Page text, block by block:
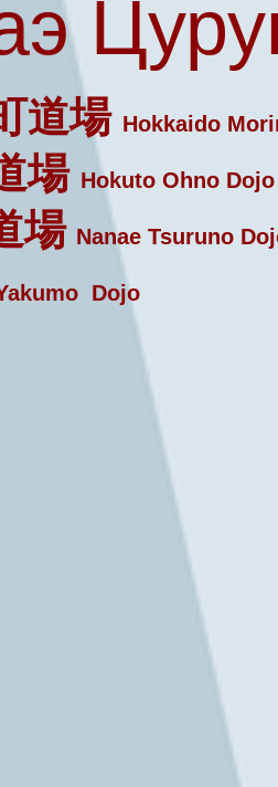
道場 Hokkaido
場 Hokuto Ohno Dojo
場 Nanae Tsuruno
Dojo